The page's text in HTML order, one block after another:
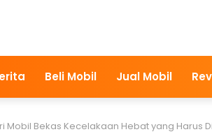
Beli Mobil Jual Mobil
Mobil Bekas Kecelakaan Hebat yang Harus